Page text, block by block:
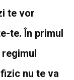
te vor
te. În primul
nu te va